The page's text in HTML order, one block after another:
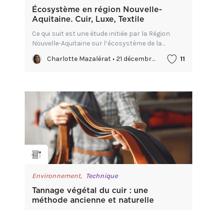
Écosystème en région Nouvelle-
Aquitaine. Cuir, Luxe, Textile
Ce qui suit est une étude initiée par la Région
Nouvelle-Aquitaine sur l’écosystème de la
formation aux métiers Cuir-Luxe-Textile et
Métiers d’Art, réalisée en 2022.
Charlotte Mazalérat • 21 décembre 2022 11
Environnement, Technique
Tannage végétal du cuir : une
méthode ancienne et naturelle